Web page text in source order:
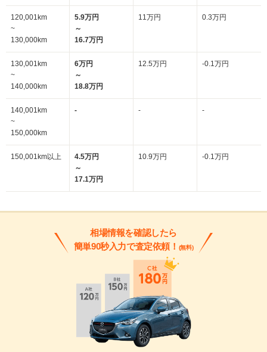
120,001km
~
130,000km
5.9万円
～
16.7万円
11万円 0.3万円
130,001km
~
140,000km
6万円
～
18.8万円
12.5万円 -0.1万円
140,001km
~
150,000km
- - -
150,001km以上
4.5万円
～
17.1万円
10.9万円 -0.1万円
相場情報を確認したら
簡単90秒入力で査定依頼！ (無料)